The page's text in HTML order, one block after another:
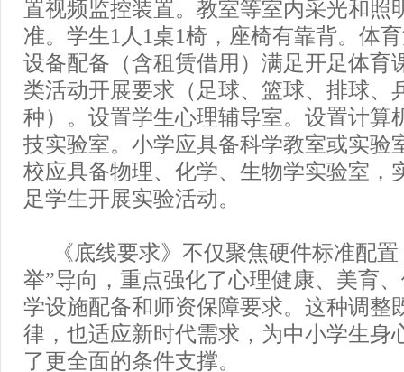
置视频监控装置。教室等室内采光和照
准。学生1人1桌1椅，座椅有靠背。体
设备配备（含租赁借用）满足开足体育
类活动开展要求（足球、篮球、排球、
种）。设置学生心理辅导室。设置计算
技实验室。小学应具备科学教室或实验
校应具备物理、化学、生物学实验室，
足学生开展实验活动。
《底线要求》不仅聚焦硬件标准配
举”导向，重点强化了心理健康、美育
学设施配备和师资保障要求。这种调整
律，也适应新时代需求，为中小学生身
了更全面的条件支撑。